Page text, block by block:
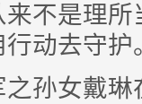
不是理
行动去守护
女戴琳